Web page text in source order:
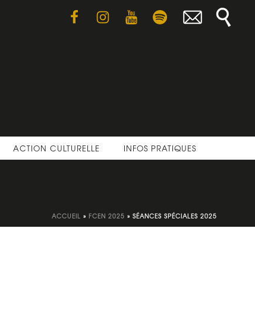
ACTION CULTURELLE INFOS PRATIQUES
ACCUEIL » FCEN 2025 » SÉANCES SPÉCIALES 2025